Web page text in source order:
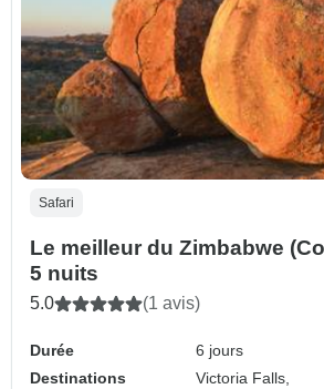
Safari
Le meilleur du Zimbabwe
5 nuits
5.0 (1 avis)
Durée
6 jours
Destinations
Victoria Falls,